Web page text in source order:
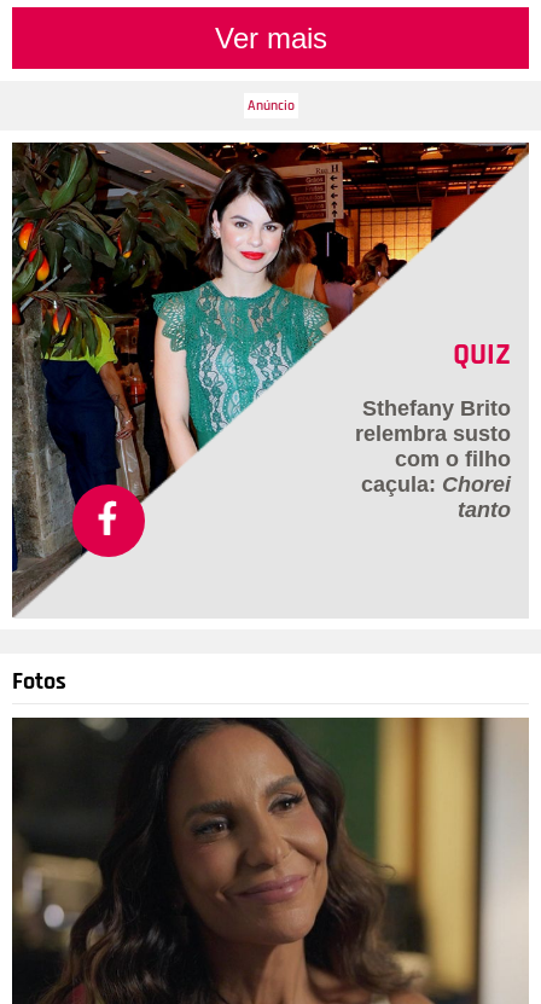
Ver mais
QUIZ
Sthefany Brito
relembra susto
com o filho
caçula: Chorei
tanto
Fotos